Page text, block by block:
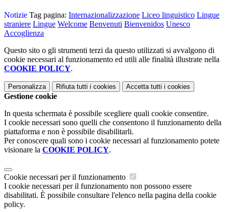
Notizie Tag pagina: Internazionalizzazione Liceo linguistico Lingue
straniere Lingue Welcome Benvenuti Bienvenidos Unesco
Accoglienza
Questo sito o gli strumenti terzi da questo utilizzati si avvalgono di
cookie necessari al funzionamento ed utili alle finalità illustrate nella
COOKIE POLICY.
Personalizza Rifiuta tutti i cookies Accetta tutti i cookies
Gestione cookie
In questa schermata è possibile scegliere quali cookie consentire.
I cookie necessari sono quelli che consentono il funzionamento della
piattaforma e non è possibile disabilitarli.
Per conoscere quali sono i cookie necessari al funzionamento potete
visionare la COOKIE POLICY.
Cookie necessari per il funzionamento
I cookie necessari per il funzionamento non possono essere
disabilitati. È possibile consultare l'elenco nella pagina della cookie
policy.